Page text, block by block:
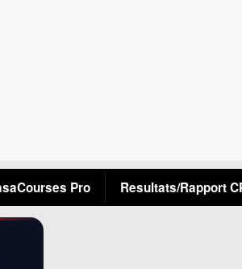
Pro Resultats/Rapport